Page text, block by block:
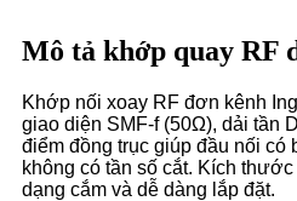
Mô tả khớp quay RF
Khớp nối xoay RF đơn kênh
giao diện SMF-f (50Ω), dải tần
điểm đồng trục giúp đầu nối có
không có tần số cắt. Kích
dạng cắm và dễ dàng lắp đặt.